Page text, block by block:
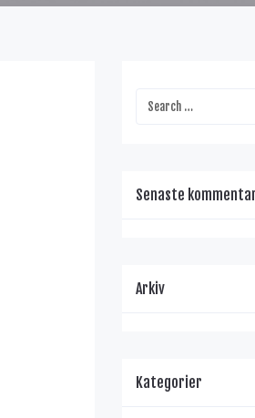
Senaste
Arkiv
Kategorier